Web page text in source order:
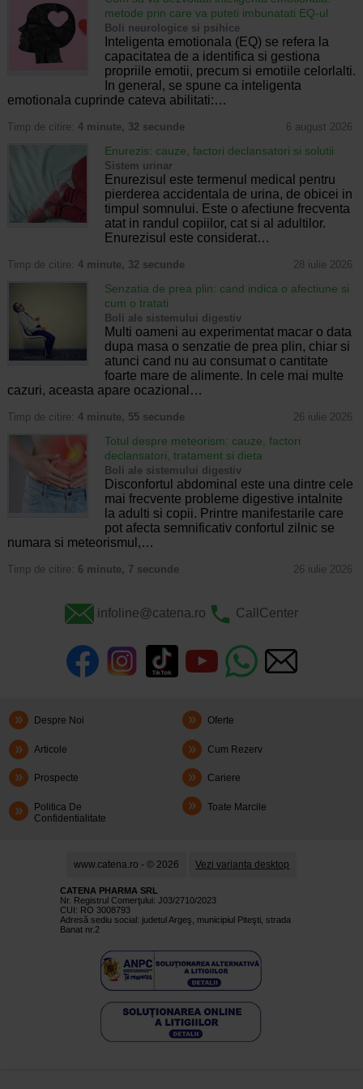
metode prin care va puteti imbunatati EQ-ul
Boli neurologice si psihice
Inteligenta emotionala (EQ) se refera la
capacitatea de a identifica si gestiona
propriile emotii, precum si emotiile celorlalti.
In general, se spune ca inteligenta
emotionala cuprinde cateva abilitati:…
Timp de citire: 4 minute, 32 secunde 6 august 2026
Enurezis: cauze, factori declansatori si solutii
Sistem urinar
Enurezisul este termenul medical pentru
pierderea accidentala de urina, de obicei in
timpul somnului. Este o afectiune frecventa
atat in randul copiilor, cat si al adultilor.
Enurezisul este considerat…
Timp de citire: 4 minute, 32 secunde 28 iulie 2026
Senzatia de prea plin: cand indica o afectiune si
cum o tratati
Boli ale sistemului digestiv
Multi oameni au experimentat macar o data
dupa masa o senzatie de prea plin, chiar si
atunci cand nu au consumat o cantitate
foarte mare de alimente. In cele mai multe
cazuri, aceasta apare ocazional…
Timp de citire: 4 minute, 55 secunde 26 iulie 2026
Totul despre meteorism: cauze, factori
declansatori, tratament si dieta
Boli ale sistemului digestiv
Disconfortul abdominal este una dintre cele
mai frecvente probleme digestive intalnite
la adulti si copii. Printre manifestarile care
pot afecta semnificativ confortul zilnic se
numara si meteorismul,…
Timp de citire: 6 minute, 7 secunde 26 iulie 2026
infoline@catena.ro CallCenter
Despre Noi Oferte
Articole Cum Rezerv
Prospecte Cariere
Politica De
Confidentialitate
Toate Marcile
www.catena.ro - © 2026 Vezi varianta desktop
CATENA PHARMA SRL
Nr. Registrul Comerţului: J03/2710/2023
CUI: RO 3008793
Adresă sediu social: judetul Argeş, municipiul Piteşti, strada
Banat nr.2